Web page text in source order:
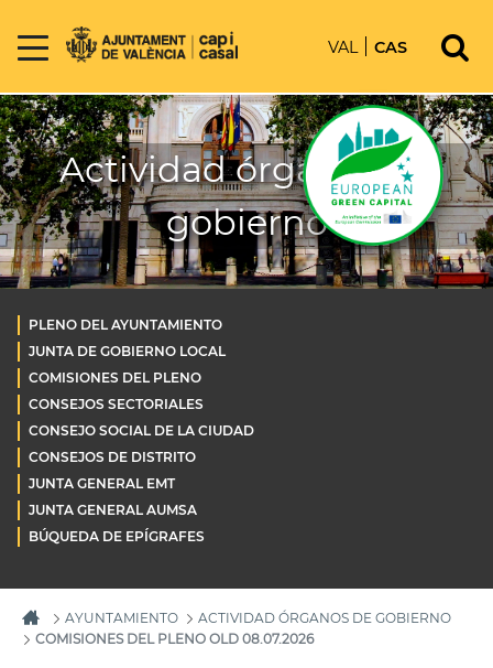
VAL CAS
Actividad órganos de
gobierno
PLENO DEL AYUNTAMIENTO
JUNTA DE GOBIERNO LOCAL
COMISIONES DEL PLENO
CONSEJOS SECTORIALES
CONSEJO SOCIAL DE LA CIUDAD
CONSEJOS DE DISTRITO
JUNTA GENERAL EMT
JUNTA GENERAL AUMSA
BÚQUEDA DE EPÍGRAFES
AYUNTAMIENTO
ACTIVIDAD ÓRGANOS DE GOBIERNO
COMISIONES DEL PLENO OLD 08.07.2026